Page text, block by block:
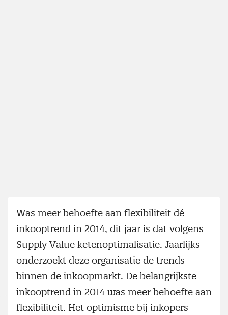
Was meer behoefte aan flexibiliteit dé
inkooptrend in 2014, dit jaar is dat volgens
Supply Value ketenoptimalisatie. Jaarlijks
onderzoekt deze organisatie de trends
binnen de inkoopmarkt. De belangrijkste
inkooptrend in 2014 was meer behoefte aan
flexibiliteit. Het optimisme bij inkopers